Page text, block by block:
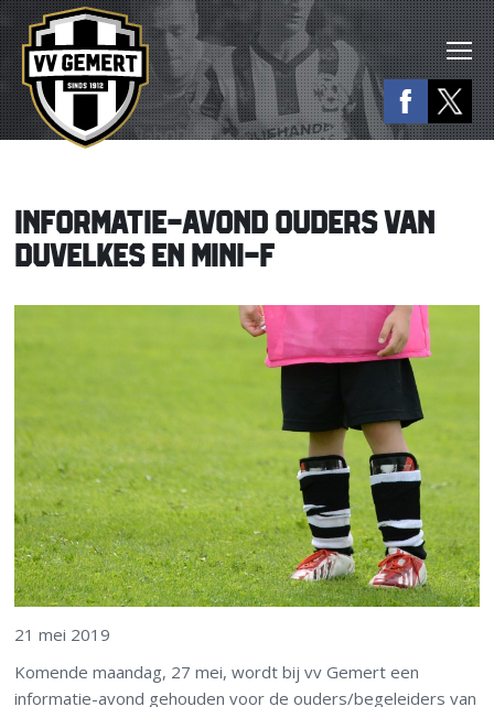
INFORMATIE-AVOND OUDERS VAN
DUVELKES EN MINI-F
21 mei 2019
Komende maandag, 27 mei, wordt bij vv Gemert een
informatie-avond gehouden voor de ouders/begeleiders van